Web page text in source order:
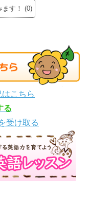
す！ (0)
こちら
る
受け取る